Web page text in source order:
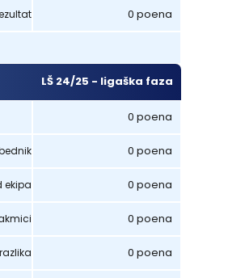
0 poena
LŠ 24/25 - ligaška faza
0 poena
0 poena
ekipa 0 poena
0 poena
0 poena